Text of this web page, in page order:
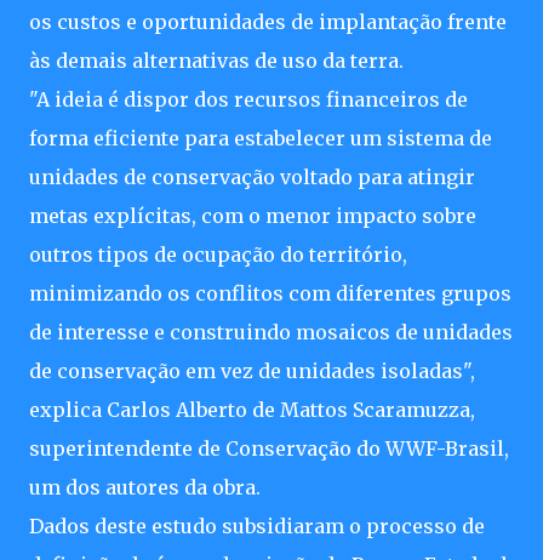
os custos e oportunidades de implantação frente
às demais alternativas de uso da terra.
"A ideia é dispor dos recursos financeiros de
forma eficiente para estabelecer um sistema de
unidades de conservação voltado para atingir
metas explícitas, com o menor impacto sobre
outros tipos de ocupação do território,
minimizando os conflitos com diferentes grupos
de interesse e construindo mosaicos de unidades
de conservação em vez de unidades isoladas",
explica Carlos Alberto de Mattos Scaramuzza,
superintendente de Conservação do WWF-Brasil,
um dos autores da obra.
Dados deste estudo subsidiaram o processo de